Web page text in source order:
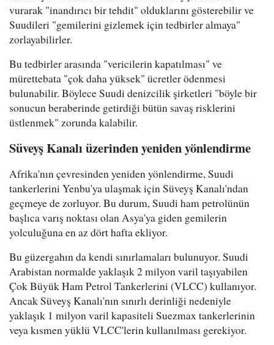
vurarak "inandırıcı bir tehdit" olduklarını gösterebilir ve
Suudileri "gemilerini gizlemek için tedbirler almaya"
zorlayabilirler.
Bu tedbirler arasında "vericilerin kapatılması" ve
mürettebata "çok daha yüksek" ücretler ödenmesi
bulunabilir. Böylece Suudi denizcilik şirketleri "böyle bir
sonucun beraberinde getirdiği bütün savaş risklerini
üstlenmek" zorunda kalabilir.
Süveyş Kanalı üzerinden yeniden yönlendirme
Afrika'nın çevresinden yeniden yönlendirme, Suudi
tankerlerini Yenbu'ya ulaşmak için Süveyş Kanalı'ndan
geçmeye de zorluyor. Bu durum, Suudi ham petrolünün
başlıca varış noktası olan Asya'ya giden gemilerin
yolculuğuna en az dört hafta ekliyor.
Bu güzergahın da kendi sınırlamaları bulunuyor. Suudi
Arabistan normalde yaklaşık 2 milyon varil taşıyabilen
Çok Büyük Ham Petrol Tankerlerini (VLCC) kullanıyor.
Ancak Süveyş Kanalı'nın sınırlı derinliği nedeniyle
yaklaşık 1 milyon varil kapasiteli Suezmax tankerlerinin
veya kısmen yüklü VLCC'lerin kullanılması gerekiyor.